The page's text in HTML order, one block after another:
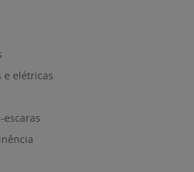
e elétricas
escaras